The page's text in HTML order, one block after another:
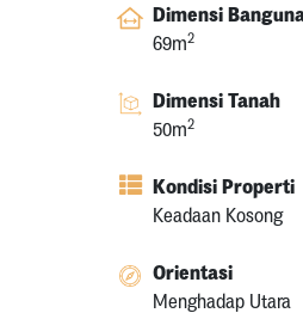
Dimensi
69m2
Dimensi Tanah
50m2
Kondisi Properti
Keadaan Kosong
Orientasi
Menghadap Utara